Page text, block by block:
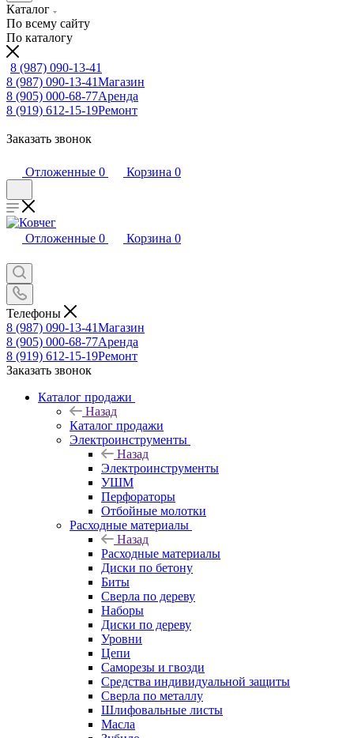
Каталог
По всему сайту
По каталогу
8 (987) 090-13-41
8 (987) 090-13-41Магазин
8 (905) 000-68-77Аренда
8 (919) 612-15-19Ремонт
Заказать звонок
Отложенные 0 Корзина 0
Отложенные 0 Корзина 0
Телефоны
8 (987) 090-13-41Магазин
8 (905) 000-68-77Аренда
8 (919) 612-15-19Ремонт
Заказать звонок
Каталог продажи
Назад
Каталог продажи
Электроинструменты
Назад
Электроинструменты
УШМ
Перфораторы
Отбойные молотки
Расходные материалы
Назад
Расходные материалы
Диски по бетону
Биты
Сверла по дереву
Наборы
Диски по дереву
Уровни
Цепи
Саморезы и гвозди
Средства индивидуальной защиты
Сверла по металлу
Шлифовальные листы
Масла